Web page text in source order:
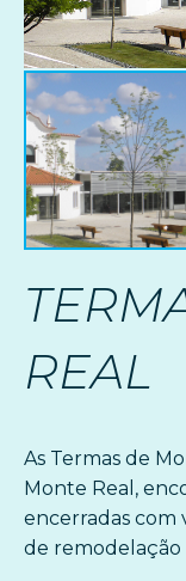
REAL
As Termas de
Monte Real,
encerradas com
de remodelação